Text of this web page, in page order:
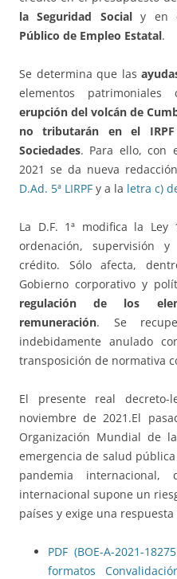
la Seguridad Socialy en
Público de Empleo Estatal.
Se determina que las
elementos
erupción del volcán de
no tributarán en el
Sociedades. Para ello, con
2021 se da nueva
D.Ad. 5ª LIRPF y a la letra c)
La D.F. 1ª modifica la
ordenación, supervisión
crédito. Sólo afecta,
Gobierno corporativo y
regulación de los
remuneración. Se
indebidamente anulado
transposición de normativa
El presente real
noviembre de 2021.El
Organización Mundial de
emergencia de salud
pandemia
internacional supone un
países y exige una
PDF (BOE-A-2021-
formatos